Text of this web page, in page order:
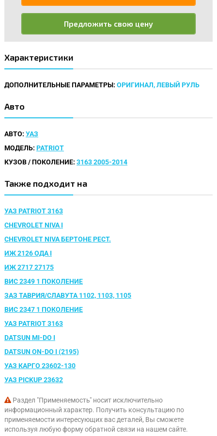
Предложить свою цену
Характеристики
ДОПОЛНИТЕЛЬНЫЕ ПАРАМЕТРЫ: ОРИГИНАЛ, ЛЕВЫЙ РУЛЬ
Авто
АВТО: УАЗ
МОДЕЛЬ: PATRIOT
КУЗОВ / ПОКОЛЕНИЕ: 3163 2005-2014
Также подходит на
УАЗ PATRIOT 3163
CHEVROLET NIVA I
CHEVROLET NIVA БЕРТОНЕ РЕСТ.
ИЖ 2126 ОДА I
ИЖ 2717 27175
ВИС 2349 1 ПОКОЛЕНИЕ
ЗАЗ ТАВРИЯ/СЛАВУТА 1102, 1103, 1105
ВИС 2347 1 ПОКОЛЕНИЕ
УАЗ PATRIOT 3163
DATSUN MI-DO I
DATSUN ON-DO I (2195)
УАЗ КАРГО 23602-130
УАЗ PICKUP 23632
Раздел "Применяемость" носит исключительно
информационный характер. Получить консультацию по
применяемости интересующих вас деталей, Вы сможете
используя любую форму обратной связи на нашем сайте.